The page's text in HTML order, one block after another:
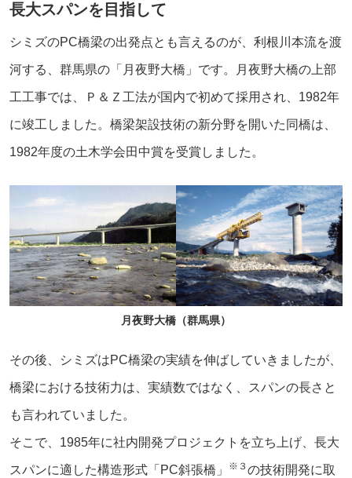
長大スパンを目指して
シミズのPC橋梁の出発点とも言えるのが、利根川本流を渡
河する、群馬県の「月夜野大橋」です。月夜野大橋の上部
工工事では、Ｐ＆Ｚ工法が国内で初めて採用され、1982年
に竣工しました。橋梁架設技術の新分野を開いた同橋は、
1982年度の土木学会田中賞を受賞しました。
月夜野大橋（群馬県）
その後、シミズはPC橋梁の実績を伸ばしていきましたが、
橋梁における技術力は、実績数ではなく、スパンの長さと
も言われていました。
そこで、1985年に社内開発プロジェクトを立ち上げ、長大
スパンに適した構造形式「PC斜張橋」 ※３ の技術開発に取